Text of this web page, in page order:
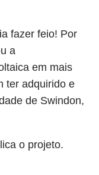
fazer feio! Por
a
em mais
ter adquirido e
de Swindon,
o projeto.